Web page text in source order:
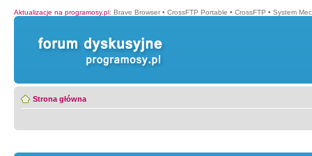
Aktualizacje na programosy.pl: Brave Browser • CrossFTP Portable • CrossFTP • System
Strona główna